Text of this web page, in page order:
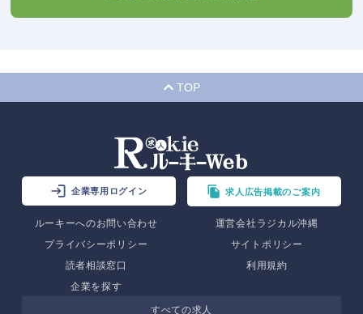
TOP
企業専用ログイン 求人広告掲載のご案内
ルーキーへのお問い合わせ
運営会社ラジカル沖縄
プライバシーポリシー
サイトポリシー
読者相談窓口
利用規約
企業を探す
すべての求人